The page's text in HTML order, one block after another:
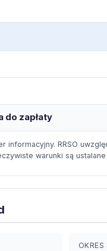
do zapłaty
informacyjny. RRSO
warunki są